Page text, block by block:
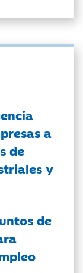
a
de
y
de